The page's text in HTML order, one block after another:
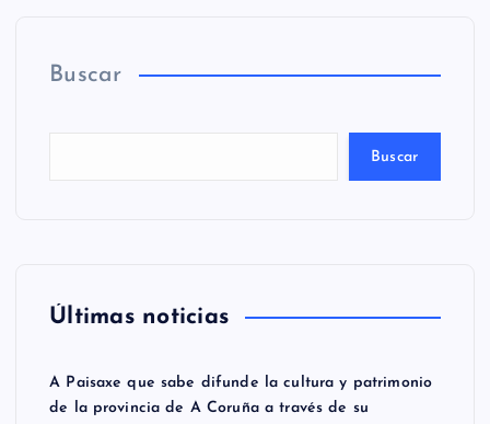
Buscar
Buscar
Últimas noticias
A Paisaxe que sabe difunde la cultura y patrimonio
de la provincia de A Coruña a través de su